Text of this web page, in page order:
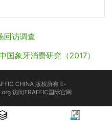
回访调查
象牙消费研究（2017）
CHINA 版权所有 E-
访问TRAFFIC国际官网